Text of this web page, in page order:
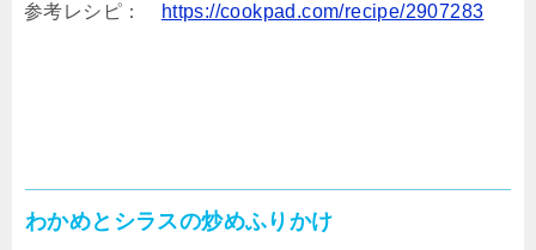
参考レシピ： https://cookpad.com/recipe/2907283
わかめとシラスの炒めふりかけ